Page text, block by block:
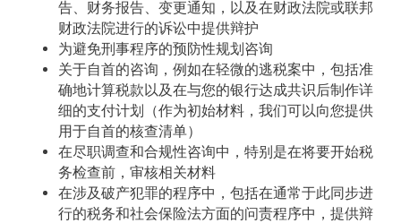
告、财务报告、变更通知，以及在财政法院或联邦
财政法院进行的诉讼中提供辩护
为避免刑事程序的预防性规划咨询
关于自首的咨询，例如在轻微的逃税案中，包括准
确地计算税款以及在与您的银行达成共识后制作详
细的支付计划（作为初始材料，我们可以向您提供
用于自首的核查清单）
在尽职调查和合规性咨询中，特别是在将要开始税
务检查前，审核相关材料
在涉及破产犯罪的程序中，包括在通常于此同步进
行的税务和社会保险法方面的问责程序中，提供辩